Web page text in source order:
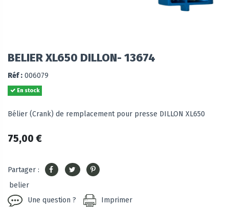
BELIER XL650 DILLON- 13674
Réf : 006079
En stock
Bélier (Crank) de remplacement pour presse DILLON XL650
75,00 €
Partager :
belier
Une question ?
Imprimer